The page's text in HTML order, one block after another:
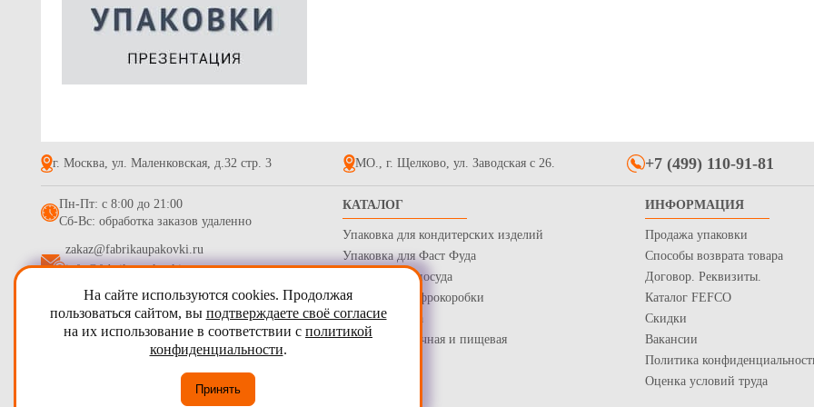
Коробка для торта до 3кг с
прозрачными стенками со всех
"Fupeco RWinCakeBox" Премиум,
155.6 Купить
г. Москва, ул. Маленковская, д.32 стр. 3 МО., г. Щелково, ул. Заводская с 26. +7 (499) 110-91-81
Пн-Пт: с 8:00 до 21:00
Сб-Вс: обработка заказов удаленно
zakaz@fabrikaupakovki.ru
info@fabrikaupakovki.ru
2009 - 2026ПТП Фабрика Упаковки
Карта сайта
Согласие на обработку персональных данных
КАТАЛОГ
Упаковка для кондитерских изделий
Упаковка для Фаст Фуда
Одноразовая посуда
Гофротара, Гофрокоробки
Стрейч пленка
Бумага оберточная и пищевая
ИНФОРМАЦИЯ
Продажа упаковки
Способы возврата товара
Договор. Реквизиты.
Каталог FEFCO
Скидки
Вакансии
Политика
Оценка условий труда
На сайте используются cookies. Продолжая
пользоваться сайтом, вы подтверждаете своё согласие
на их использование в соответствии с политикой
конфиденциальности.
Принять